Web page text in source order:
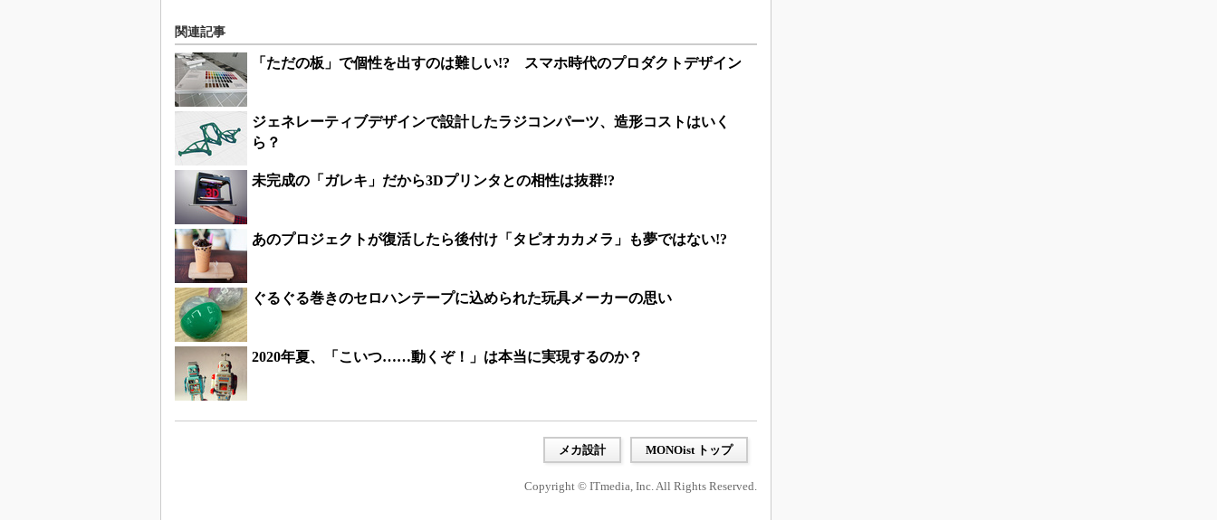
関連記事
「ただの板」で個性を出すのは難しい!? スマホ時代のプロダクトデザイン
ジェネレーティブデザインで設計したラジコンパーツ、造形コストはいく
ら？
未完成の「ガレキ」だから3Dプリンタとの相性は抜群!?
あのプロジェクトが復活したら後付け「タピオカカメラ」も夢ではない!?
ぐるぐる巻きのセロハンテープに込められた玩具メーカーの思い
2020年夏、「こいつ……動くぞ！」は本当に実現するのか？
メカ設計 MONOist トップ
Copyright © ITmedia, Inc. All Rights Reserved.